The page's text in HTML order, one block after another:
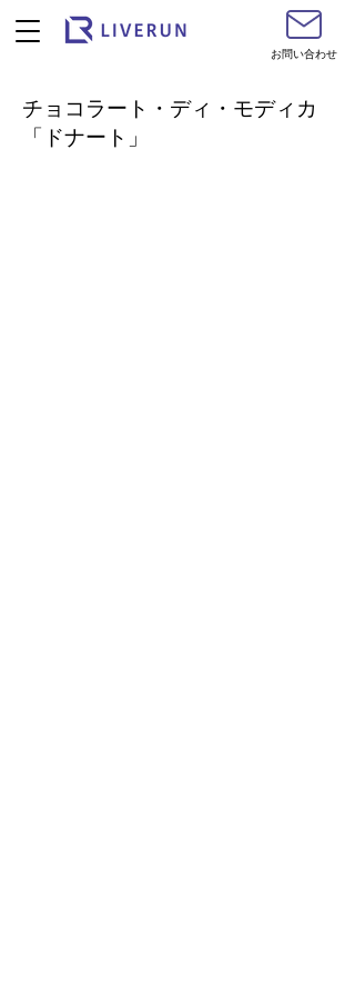
お問い合わせ
チョコラート・ディ・モディカ
「ドナート」